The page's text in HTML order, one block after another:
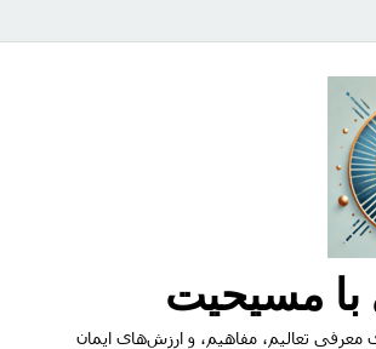
با مسیحیت
تعالیم، مفاهیم، و ارزش‌های ایمان